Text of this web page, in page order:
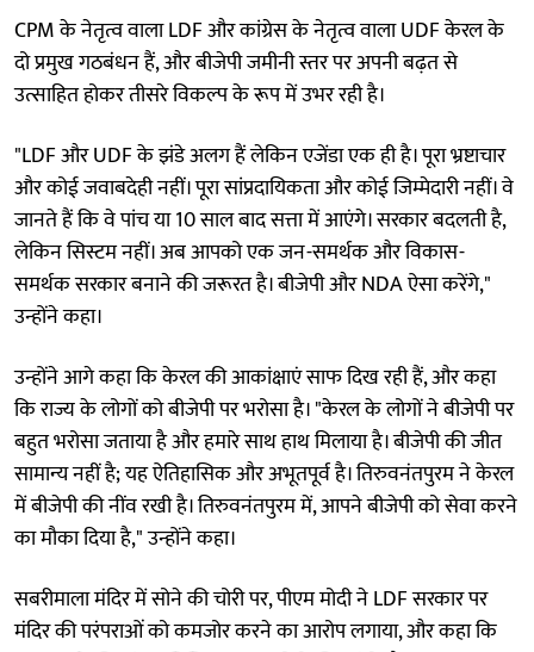
CPM के नेतृत्व वाला LDF और कांग्रेस के नेतृत्व वाला UDF केरल के
दो प्रमुख गठबंधन हैं, और बीजेपी जमीनी स्तर पर अपनी बढ़त से
उत्साहित होकर तीसरे विकल्प के रूप में उभर रही है।
"LDF और UDF के झंडे अलग हैं लेकिन एजेंडा एक ही है। पूरा भ्रष्टाचार
और कोई जवाबदेही नहीं। पूरा सांप्रदायिकता और कोई जिम्मेदारी नहीं। वे
जानते हैं कि वे पांच या 10 साल बाद सत्ता में आएंगे। सरकार बदलती है,
लेकिन सिस्टम नहीं। अब आपको एक जन-समर्थक और विकास-
समर्थक सरकार बनाने की जरूरत है। बीजेपी और NDA ऐसा करेंगे,"
उन्होंने कहा।
उन्होंने आगे कहा कि केरल की आकांक्षाएं साफ दिख रही हैं, और कहा
कि राज्य के लोगों को बीजेपी पर भरोसा है। "केरल के लोगों ने बीजेपी पर
बहुत भरोसा जताया है और हमारे साथ हाथ मिलाया है। बीजेपी की जीत
सामान्य नहीं है; यह ऐतिहासिक और अभूतपूर्व है। तिरुवनंतपुरम ने केरल
में बीजेपी की नींव रखी है। तिरुवनंतपुरम में, आपने बीजेपी को सेवा करने
का मौका दिया है," उन्होंने कहा।
सबरीमाला मंदिर में सोने की चोरी पर, पीएम मोदी ने LDF सरकार पर
मंदिर की परंपराओं को कमजोर करने का आरोप लगाया, और कहा कि